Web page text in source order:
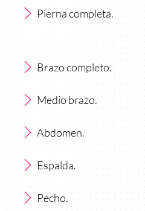
Pierna completa.
Brazo completo.
Medio brazo.
Abdomen.
Espalda.
Pecho.